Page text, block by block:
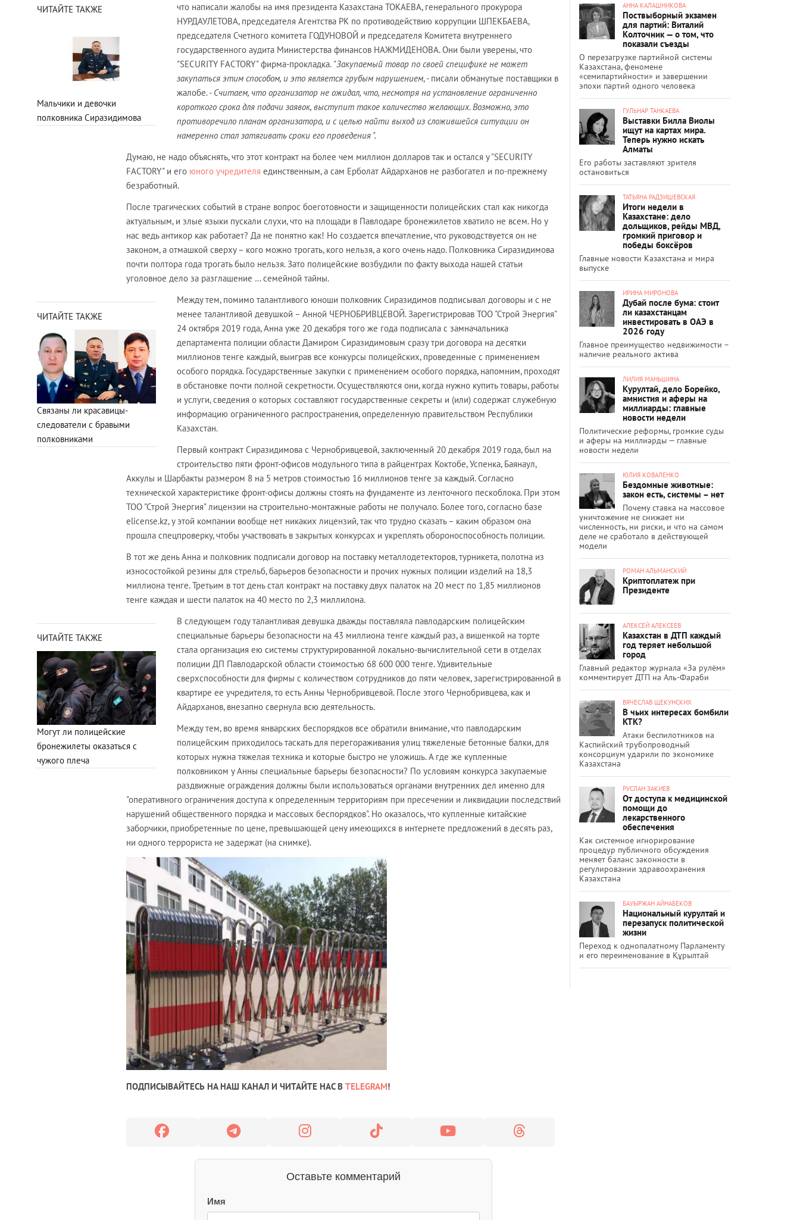
ЧИТАЙТЕ ТАКЖЕ
Мальчики и девочки
полковника Сиразидимова
что написали жалобы на имя президента Казахстана ТОКАЕВА, генерального прокурора
НУРДАУЛЕТОВА, председателя Агентства РК по противодействию коррупции ШПЕКБАЕВА,
председателя Счетного комитета ГОДУНОВОЙ и председателя Комитета внутреннего
государственного аудита Министерства финансов НАЖМИДЕНОВА. Они были уверены, что
"SECURITY FACTORY" фирма-прокладка. "Закупаемый товар по своей специфике не может
закупаться этим способом, и это является грубым нарушением, - писали обманутые поставщики в
жалобе. - Считаем, что организатор не ожидал, что, несмотря на установление ограниченно
короткого срока для подачи заявок, выступит такое количество желающих.Возможно, это
противоречило планам организатора, и с целью найти выход из сложившейся ситуации он
намеренно стал затягивать сроки его проведения ".
Думаю, не надо объяснять, что этот контракт на более чем миллион долларов так и остался у "SECURITY
FACTORY" и его юного учредителя единственным, а сам Ерболат Айдарханов не разбогател и по-прежнему
безработный.
После трагических событий в стране вопрос боеготовности и защищенности полицейских стал как никогда
актуальным, и злые языки пускали слухи, что на площади в Павлодаре бронежилетов хватило не всем. Но у
нас ведь антикор как работает? Да не понятно как! Но создается впечатление, что руководствуется он не
законом, а отмашкой сверху – кого можно трогать, кого нельзя, а кого очень надо. Полковника Сиразидимова
почти полтора года трогать было нельзя. Зато полицейские возбудили по факту выхода нашей статьи
уголовное дело за разглашение … семейной тайны.
ЧИТАЙТЕ ТАКЖЕ
Связаны ли красавицы-
следователи с бравыми
полковниками
Между тем, помимо талантливого юноши полковник Сиразидимов подписывал договоры и с не
менее талантливой девушкой – Анной ЧЕРНОБРИВЦЕВОЙ. Зарегистрировав ТОО "Строй Энергия"
24 октября 2019 года, Анна уже 20 декабря того же года подписала с замначальника
департамента полиции области Дамиром Сиразидимовым сразу три договора на десятки
миллионов тенге каждый, выиграв все конкурсы полицейских, проведенные с применением
особого порядка. Государственные закупки с применением особого порядка, напомним, проходят
в обстановке почти полной секретности. Осуществляются они, когда нужно купить товары, работы
и услуги, сведения о которых составляют государственные секреты и (или) содержат служебную
информацию ограниченного распространения, определенную правительством Республики
Казахстан.
Первый контракт Сиразидимова с Чернобривцевой, заключенный 20 декабря 2019 года, был на
строительство пяти фронт-офисов модульного типа в райцентрах Коктобе, Успенка, Баянаул,
Аккулы и Шарбакты размером 8 на 5 метров стоимостью 16 миллионов тенге за каждый. Согласно
технической характеристике фронт-офисы должны стоять на фундаменте из ленточного пескоблока. При этом
ТОО "Строй Энергия" лицензии на строительно-монтажные работы не получало. Более того, согласно базе
elicense.kz, у этой компании вообще нет никаких лицензий, так что трудно сказать – каким образом она
прошла спецпроверку, чтобы участвовать в закрытых конкурсах и укреплять обороноспособность полиции.
В тот же день Анна и полковник подписали договор на поставку металлодетекторов, турникета, полотна из
износостойкой резины для стрельб, барьеров безопасности и прочих нужных полиции изделий на 18,3
миллиона тенге. Третьим в тот день стал контракт на поставку двух палаток на 20 мест по 1,85 миллионов
тенге каждая и шести палаток на 40 место по 2,3 миллилона.
ЧИТАЙТЕ ТАКЖЕ
Могут ли полицейские
бронежилеты оказаться с
чужого плеча
В следующем году талантливая девушка дважды поставляла павлодарским полицейским
специальные барьеры безопасности на 43 миллиона тенге каждый раз, а вишенкой на торте
стала организация ею системы структурированной локально-вычислительной сети в отделах
полиции ДП Павлодарской области стоимостью 68 600 000 тенге. Удивительные
сверхспособности для фирмы с количеством сотрудников до пяти человек, зарегистрированной в
квартире ее учредителя, то есть Анны Чернобривцевой. После этого Чернобривцева, как и
Айдарханов, внезапно свернула всю деятельность.
Между тем, во время январских беспорядков все обратили внимание, что павлодарским
полицейским приходилось таскать для перегораживания улиц тяжеленые бетонные балки, для
которых нужна тяжелая техника и которые быстро не уложишь. А где же купленные
полковником у Анны специальные барьеры безопасности? По условиям конкурса закупаемые
раздвижные ограждения должны были использоваться органами внутренних дел именно для
"оперативного ограничения доступа к определенным территориям при пресечении и ликвидации последствий
нарушений общественного порядка и массовых беспорядков". Но оказалось, что купленные китайские
заборчики, приобретенные по цене, превышающей цену имеющихся в интернете предложений в десять раз,
ни одного террориста не задержат (на снимке).
ПОДПИСЫВАЙТЕСЬ НА НАШ КАНАЛ И ЧИТАЙТЕ НАС В TELEGRAM!
Оставьте комментарий
Имя
АННА КАЛАШНИКОВА
Поствыборный экзамен
для партий: Виталий
Колточник — о том, что
показали съезды
О перезагрузке партийной системы
Казахстана, феномене
«семипартийности» и завершении
эпохи партий одного человека
ГУЛЬНАР ТАНКАЕВА
Выставки Билла Виолы
ищут на картах мира.
Теперь нужно искать
Алматы
Его работы заставляют зрителя
остановиться
ТАТЬЯНА РАДЗИШЕВСКАЯ
Итоги недели в
Казахстане: дело
дольщиков, рейды МВД,
громкий приговор и
победы боксёров
Главные новости Казахстана и мира
выпуске
ИРИНА МИРОНОВА
Дубай после бума: стоит
ли казахстанцам
инвестировать в ОАЭ в
2026 году
Главное преимущество недвижимости –
наличие реального актива
ЛИЛИЯ МАНЬШИНА
Курултай, дело Борейко,
амнистия и аферы на
миллиарды: главные
новости недели
Политические реформы, громкие суды
и аферы на миллиарды — главные
новости недели
ЮЛИЯ КОВАЛЕНКО
Бездомные животные:
закон есть, системы – нет
Почему ставка на массовое
уничтожение не снижает ни
численность, ни риски, и что на самом
деле не сработало в действующей
модели
РОМАН АЛЬМАНСКИЙ
Криптоплатеж при
Президенте
АЛЕКСЕЙ АЛЕКСЕЕВ
Казахстан в ДТП каждый
год теряет небольшой
город
Главный редактор журнала «За рулём»
комментирует ДТП на Аль-Фараби
ВЯЧЕСЛАВ ЩЕКУНСКИХ
В чьих интересах бомбили
КТК?
Атаки беспилотников на
Каспийский трубопроводный
консорциум ударили по экономике
Казахстана
РУСЛАН ЗАКИЕВ
От доступа к медицинской
помощи до
лекарственного
обеспечения
Как системное игнорирование
процедур публичного обсуждения
меняет баланс законности в
регулировании здравоохранения
Казахстана
БАУЫРЖАН АЙНАБЕКОВ
Национальный курултай и
перезапуск политической
жизни
Переход к однопалатному Парламенту
и его переименование в Құрылтай